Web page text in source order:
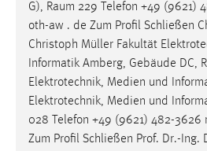
G), Raum 229 Telefon +49 (9621)
oth-aw . de Zum Profil Schließen
Christoph Müller Fakultät
Informatik Amberg, Gebäude DC,
Elektrotechnik, Medien und
Elektrotechnik, Medien und
028 Telefon +49 (9621) 482-3626
Zum Profil Schließen Prof. Dr.-Ing.